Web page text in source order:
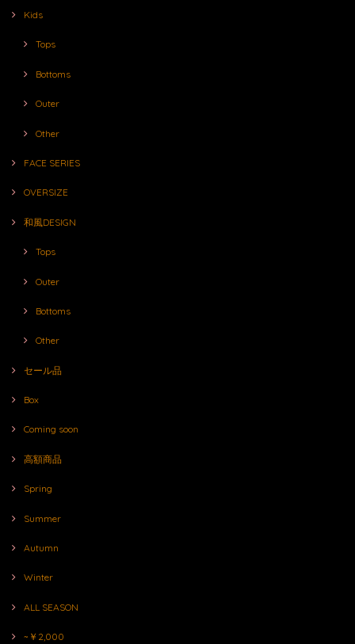
Kids
Tops
Bottoms
Outer
Other
FACE SERIES
OVERSIZE
和風DESIGN
Tops
Outer
Bottoms
Other
セール品
Box
Coming soon
高額商品
Spring
Summer
Autumn
Winter
ALL SEASON
~￥2,000